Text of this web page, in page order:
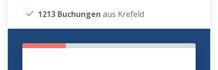
1213 Buchungen aus Krefeld